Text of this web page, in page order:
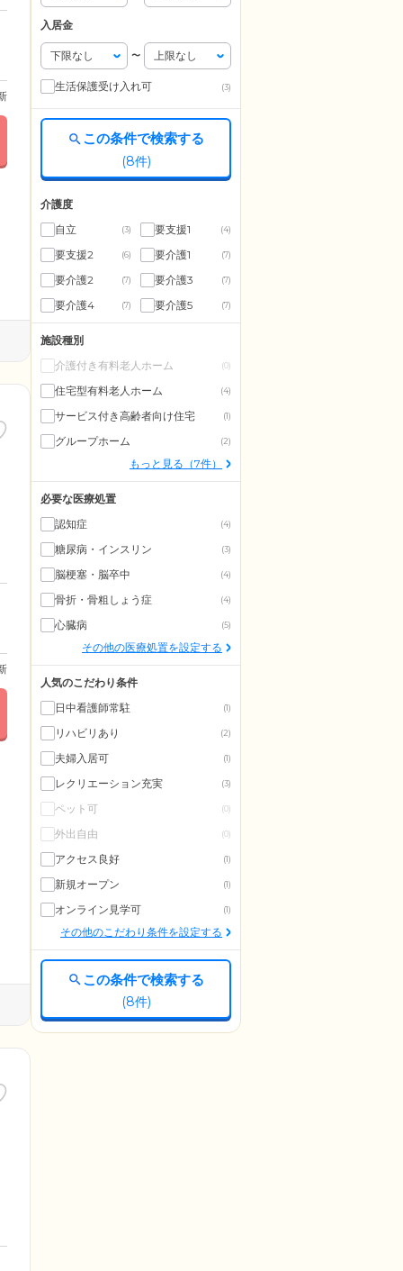
入居金
〜
生活保護受け入れ可 (3)
この条件で検索する
(8件)
介護度
自立
(3) 要支援1 (4)
要支援2 (6) 要介護1 (7)
要介護2 (7) 要介護3 (7)
要介護4 (7) 要介護5 (7)
施設種別
介護付き有料老人ホーム
(0)
住宅型有料老人ホーム (4)
サービス付き高齢者向け住宅 (1)
グループホーム (2)
もっと見る（7件）
必要な医療処置
認知症
(4)
糖尿病・インスリン (3)
脳梗塞・脳卒中 (4)
骨折・骨粗しょう症 (4)
心臓病 (5)
その他の医療処置を設定する
人気のこだわり条件
日中看護師常駐
(1)
リハビリあり (2)
夫婦入居可 (1)
レクリエーション充実 (3)
ペット可 (0)
外出自由 (0)
アクセス良好 (1)
新規オープン (1)
オンライン見学可 (1)
その他のこだわり条件を設定する
この条件で検索する
(8件)